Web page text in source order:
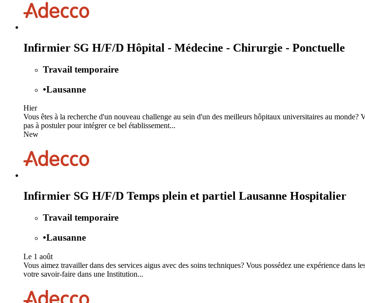
Infirmier SG H/F/D Hôpital - Médecine - Chirurgie - Ponctuelle
Travail temporaire
•Lausanne
Hier
Vous êtes à la recherche d'un nouveau challenge au sein d'un des meilleurs hôpitaux universitaires au
pas à postuler pour intégrer ce bel établissement...
New
Infirmier SG H/F/D Temps plein et partiel Lausanne Hospitalier
Travail temporaire
•Lausanne
Le 1 août
Vous aimez travailler dans des services aigus avec des soins techniques? Vous possédez une expérience
votre savoir-faire dans une Institution...